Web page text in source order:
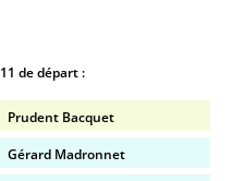
11 de départ :
Prudent Bacquet
Gérard Madronnet